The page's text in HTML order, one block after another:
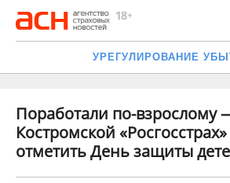
УРЕГУЛИРОВАНИЕ
Поработали по-взрослому
Костромской
отметить День защиты